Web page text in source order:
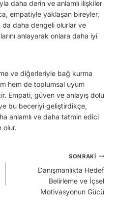
daha derin ve anlamlı ilişkiler
empatiyle yaklaşan bireyler,
da daha dengeli olurlar ve
anlayarak onlara daha iyi
ve diğerleriyle bağ kurma
hem de toplumsal uyum
Empati, güven ve anlayış dolu
ve bu beceriyi geliştirdikçe,
anlamlı ve daha tatmin edici
olur.
SONRAKI
Danışmanlıkta Hedef
Belirleme ve İçsel
Motivasyonun Gücü